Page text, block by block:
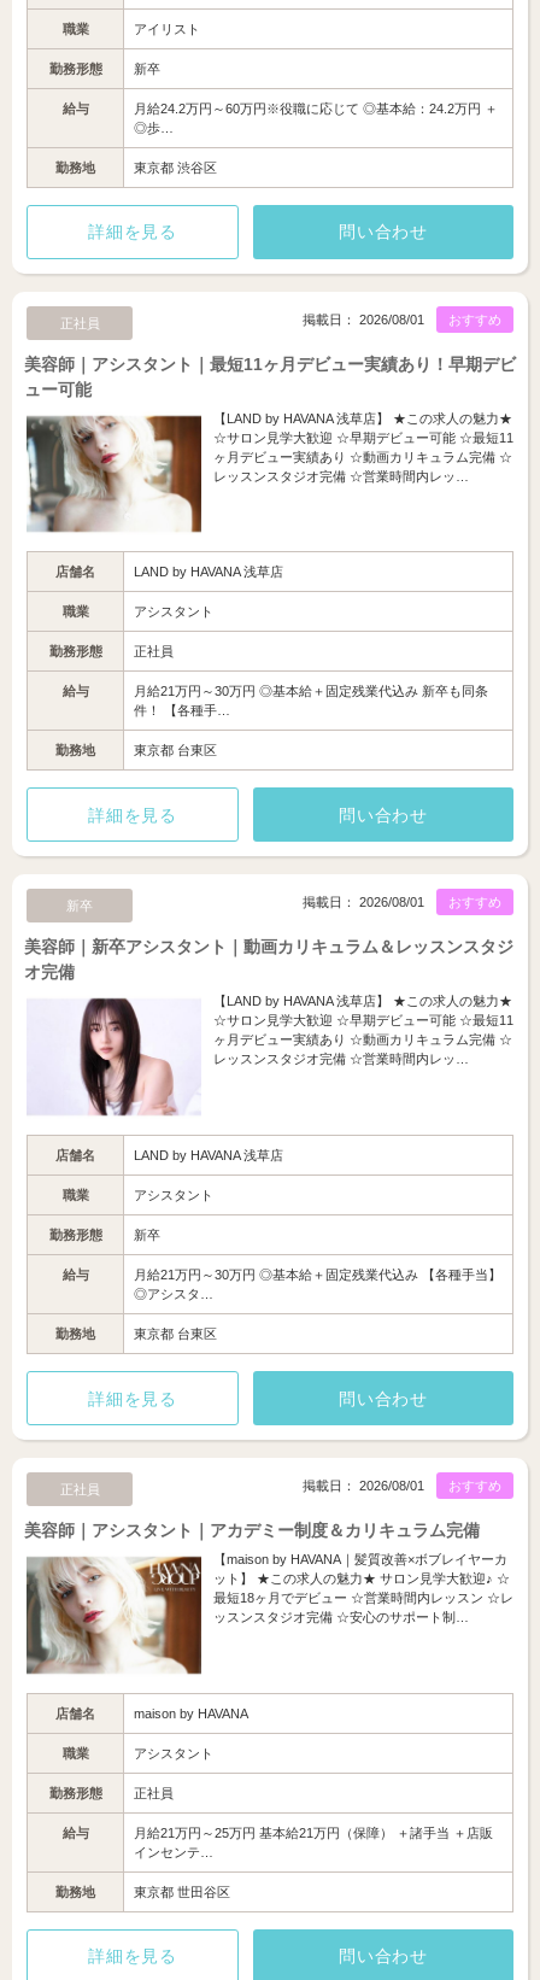
職業 アイリスト
勤務形態 新卒
給与
月給24.2万円～60万円※役職に応じて ◎基本給：24.2万円 ＋
◎歩…
勤務地 東京都 渋谷区
詳細を見る 問い合わせ
正社員 おすすめ
掲載日： 2026/08/01
美容師｜アシスタント｜最短11ヶ月デビュー実績あり！早期デビ
ュー可能
【LAND by HAVANA 浅草店】 ★この求人の魅力★
☆サロン見学大歓迎 ☆早期デビュー可能 ☆最短11
ヶ月デビュー実績あり ☆動画カリキュラム完備 ☆
レッスンスタジオ完備 ☆営業時間内レッ…
店舗名 LAND by HAVANA 浅草店
職業 アシスタント
勤務形態 正社員
給与
月給21万円～30万円 ◎基本給＋固定残業代込み 新卒も同条
件！ 【各種手…
勤務地 東京都 台東区
詳細を見る 問い合わせ
新卒 おすすめ
掲載日： 2026/08/01
美容師｜新卒アシスタント｜動画カリキュラム＆レッスンスタジ
オ完備
【LAND by HAVANA 浅草店】 ★この求人の魅力★
☆サロン見学大歓迎 ☆早期デビュー可能 ☆最短11
ヶ月デビュー実績あり ☆動画カリキュラム完備 ☆
レッスンスタジオ完備 ☆営業時間内レッ…
店舗名 LAND by HAVANA 浅草店
職業 アシスタント
勤務形態 新卒
給与
月給21万円～30万円 ◎基本給＋固定残業代込み 【各種手当】
◎アシスタ…
勤務地 東京都 台東区
詳細を見る 問い合わせ
正社員 おすすめ
掲載日： 2026/08/01
美容師｜アシスタント｜アカデミー制度＆カリキュラム完備
【maison by HAVANA｜髪質改善×ボブレイヤーカ
ット】 ★この求人の魅力★ サロン見学大歓迎♪ ☆
最短18ヶ月でデビュー ☆営業時間内レッスン ☆レ
ッスンスタジオ完備 ☆安心のサポート制…
店舗名 maison by HAVANA
職業 アシスタント
勤務形態 正社員
給与
月給21万円～25万円 基本給21万円（保障） ＋諸手当 ＋店販
インセンテ…
勤務地 東京都 世田谷区
詳細を見る 問い合わせ